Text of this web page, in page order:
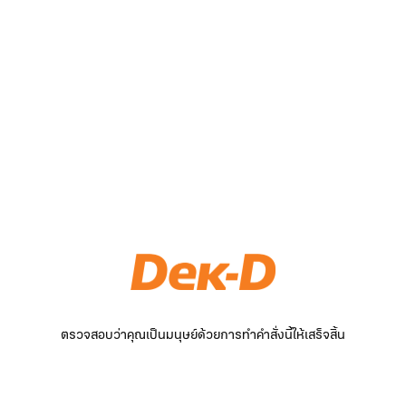
ตรวจสอบว่าคุณเป็นมนุษย์ด้วยการทำคำสั่งนี้ให้เสร็จสิ้น